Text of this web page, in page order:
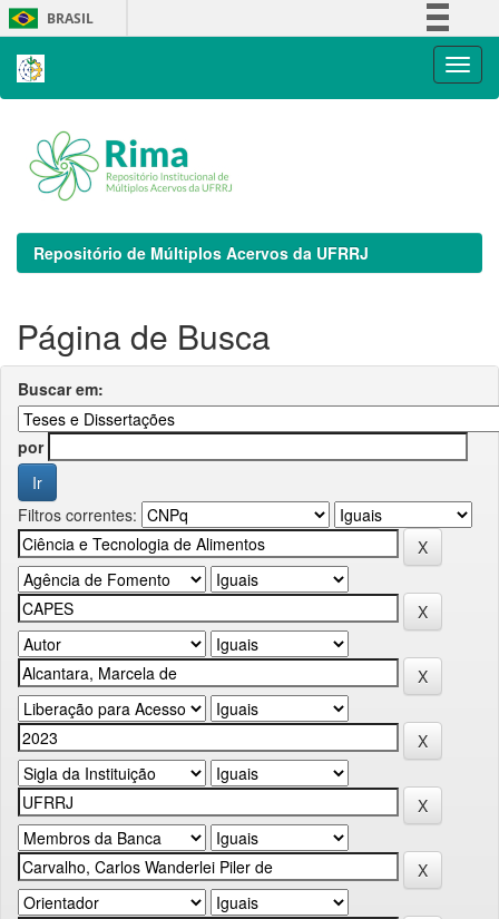
Skip
navigation
BRASIL
Repositório de Múltiplos Acervos da UFRRJ
Página de Busca
Buscar em:
por
Filtros correntes: